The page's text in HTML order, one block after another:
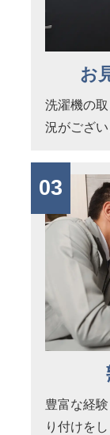
お
洗濯機の
況がござ
03
豊富な経
り付けを